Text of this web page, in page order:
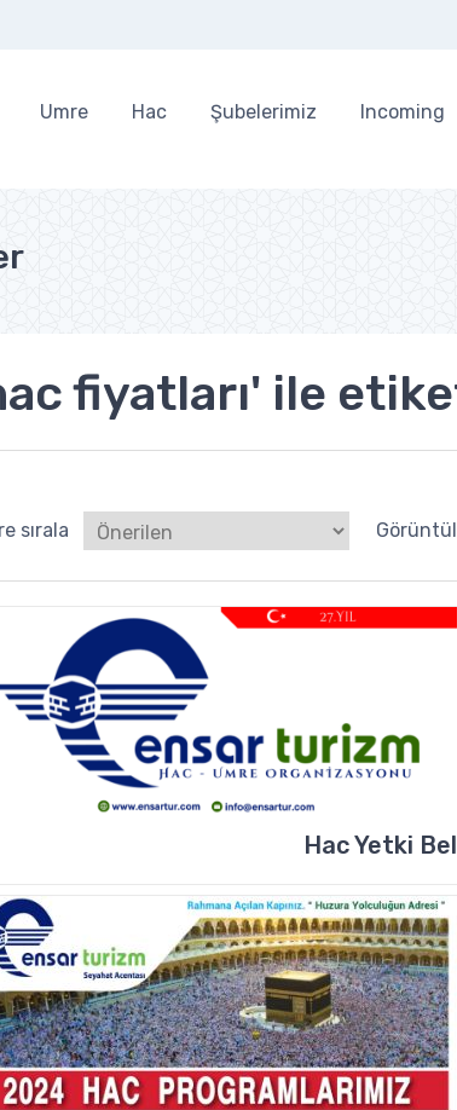
Umre Hac Şubelerimiz Incoming
fiyatları' ile
sırala
Hac Yetki